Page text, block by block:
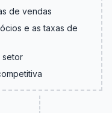
de vendas
e as taxas de
setor